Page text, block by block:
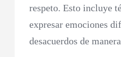
respeto. Esto incluye
expresar emociones
desacuerdos de